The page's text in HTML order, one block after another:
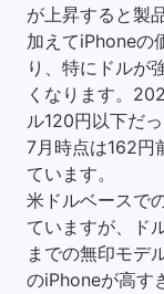
が上昇すると製
加えてiPhoneの
り、特にドルが
くなります。
ル120円以下だ
7月時点は162円
ています。
米ドルベースで
ていますが、ド
までの無印モデ
のiPhoneが高す